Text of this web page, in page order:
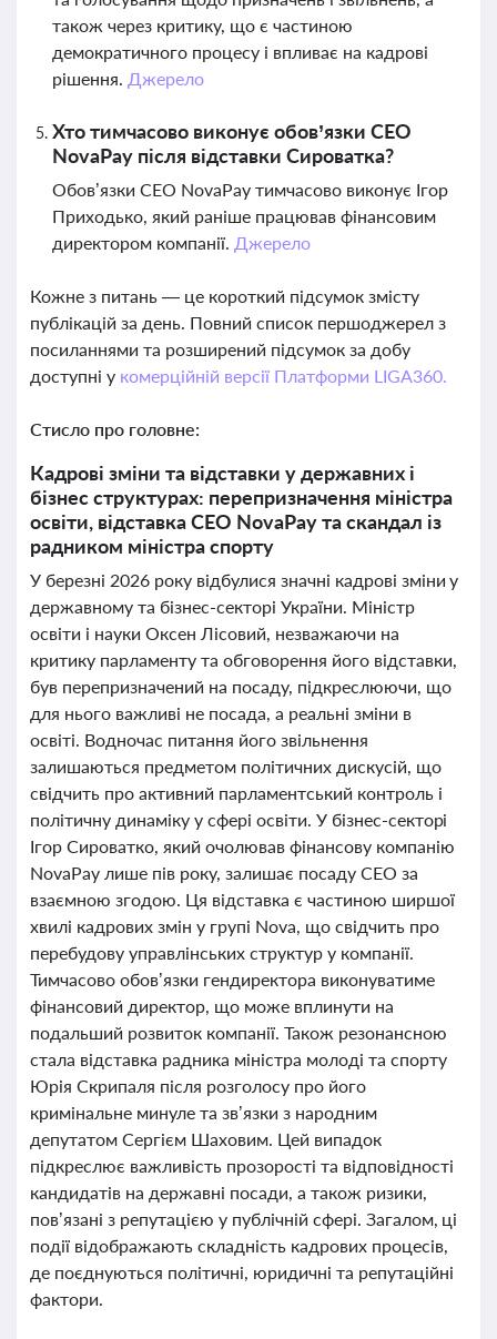
також через критику, що є частиною
демократичного процесу і впливає на кадрові
рішення. Джерело
Хто тимчасово виконує обов’язки CEO
NovaPay після відставки Сироватка?
Обов’язки CEO NovaPay тимчасово виконує Ігор
Приходько, який раніше працював фінансовим
директором компанії. Джерело
Кожне з питань — це короткий підсумок змісту
публікацій за день. Повний список першоджерел з
посиланнями та розширений підсумок за добу
доступні у комерційній версії Платформи LIGA360.
Стисло про головне:
Кадрові зміни та відставки у державних і
бізнес структурах: перепризначення міністра
освіти, відставка CEO NovaPay та скандал із
радником міністра спорту
У березні 2026 року відбулися значні кадрові зміни у
державному та бізнес-секторі України. Міністр
освіти і науки Оксен Лісовий, незважаючи на
критику парламенту та обговорення його відставки,
був перепризначений на посаду, підкреслюючи, що
для нього важливі не посада, а реальні зміни в
освіті. Водночас питання його звільнення
залишаються предметом політичних дискусій, що
свідчить про активний парламентський контроль і
політичну динаміку у сфері освіти. У бізнес-секторі
Ігор Сироватко, який очолював фінансову компанію
NovaPay лише пів року, залишає посаду CEO за
взаємною згодою. Ця відставка є частиною ширшої
хвилі кадрових змін у групі Nova, що свідчить про
перебудову управлінських структур у компанії.
Тимчасово обов’язки гендиректора виконуватиме
фінансовий директор, що може вплинути на
подальший розвиток компанії. Також резонансною
стала відставка радника міністра молоді та спорту
Юрія Скрипаля після розголосу про його
кримінальне минуле та зв’язки з народним
депутатом Сергієм Шаховим. Цей випадок
підкреслює важливість прозорості та відповідності
кандидатів на державні посади, а також ризики,
пов’язані з репутацією у публічній сфері. Загалом, ці
події відображають складність кадрових процесів,
де поєднуються політичні, юридичні та репутаційні
фактори.